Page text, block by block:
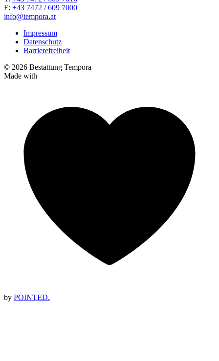
F: +43 7472 / 609 7000
info@tempora.at
Impressum
Datenschutz
Barrierefreiheit
© 2026 Bestattung Tempora
Made with
by POINTED.